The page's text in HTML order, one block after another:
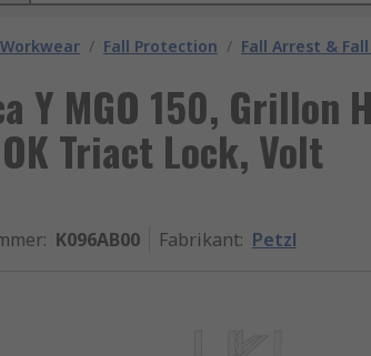
/ Fall Protection / Fall Arrest &
Y MGO 150, Grillon
Triact Lock, Volt
: K096AB00 Fabrikant: Petzl